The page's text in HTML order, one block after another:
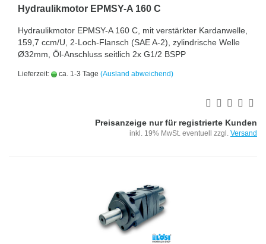
Hydraulikmotor EPMSY-A 160 C
Hydraulikmotor EPMSY-A 160 C, mit verstärkter Kardanwelle,
159,7 ccm/U, 2-Loch-Flansch (SAE A-2), zylindrische Welle
Ø32mm, Öl-Anschluss seitlich 2x G1/2 BSPP
Lieferzeit: ca. 1-3 Tage (Ausland abweichend)
Preisanzeige nur für registrierte Kunden
inkl. 19% MwSt. eventuell zzgl. Versand